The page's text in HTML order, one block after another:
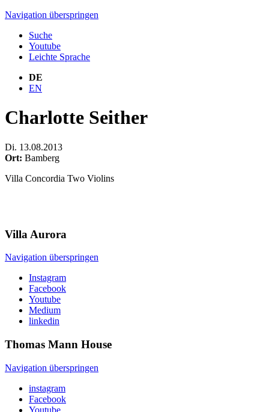
Navigation überspringen
Suche
Youtube
Leichte Sprache
DE
EN
Charlotte Seither
Di. 13.08.2013
Ort: Bamberg
Villa Concordia Two Violins
Villa Aurora
Navigation überspringen
Instagram
Facebook
Youtube
Medium
linkedin
Thomas Mann House
Navigation überspringen
instagram
Facebook
Youtube